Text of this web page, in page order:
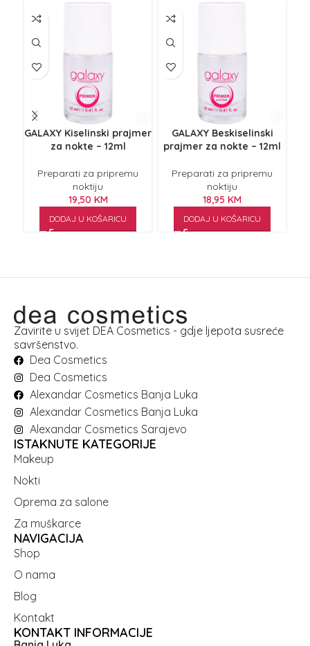
GALAXY Kiselinski prajmer
za nokte – 12ml
Preparati za pripremu
noktiju
19,50 KM
DODAJ U KOŠARICU
GALAXY Beskiselinski
prajmer za nokte – 12ml
Preparati za pripremu
noktiju
18,95 KM
DODAJ U KOŠARICU
Zavirite u svijet DEA Cosmetics - gdje ljepota susreće
savršenstvo.
Dea Cosmetics
Dea Cosmetics
Alexandar Cosmetics Banja Luka
Alexandar Cosmetics Banja Luka
Alexandar Cosmetics Sarajevo
ISTAKNUTE KATEGORIJE
Makeup
Nokti
Oprema za salone
Za muškarce
NAVIGACIJA
Shop
O nama
Blog
Kontakt
KONTAKT INFORMACIJE